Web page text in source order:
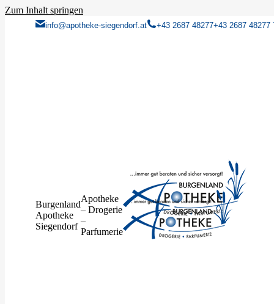
Zum Inhalt springen
info@apotheke-siegendorf.at +43 2687 48277+43 2687 48277
Burgenland
Apotheke
Siegendorf
Apotheke
– Drogerie
–
Parfumerie